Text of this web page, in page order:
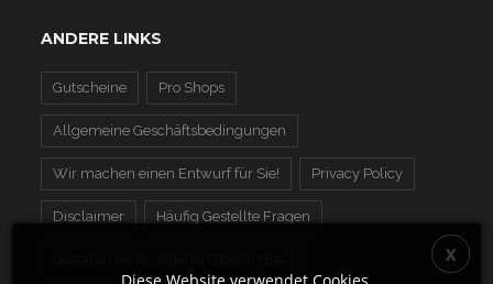
ANDERE LINKS
Gutscheine Pro Shops
Allgemeine Geschäftsbedingungen
Wir machen einen Entwurf für Sie! Privacy Policy
Disclaimer Häufig Gestellte Fragen